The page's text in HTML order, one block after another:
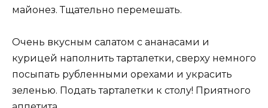
майонез. Тщательно перемешать.
Очень вкусным салатом с ананасами и
курицей наполнить тарталетки, сверху немного
посыпать рубленными орехами и украсить
зеленью. Подать тарталетки к столу! Приятного